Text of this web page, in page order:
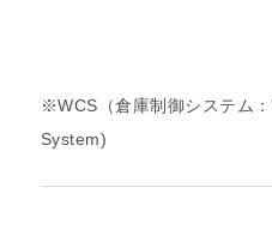
※WCS（倉庫制御システム
System)